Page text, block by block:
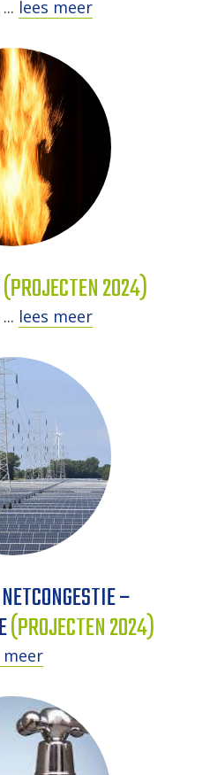
lees meer
(PROJECTEN 2024)
lees meer
–
(PROJECTEN 2024)
meer